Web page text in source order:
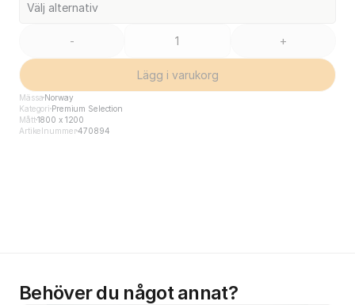
Välj alternativ
- +
Lägg i varukorg
Mässa Norway
Kategori Premium Selection
Mått1800 x 1200
Artikelnummer470894
Behöver du något annat?